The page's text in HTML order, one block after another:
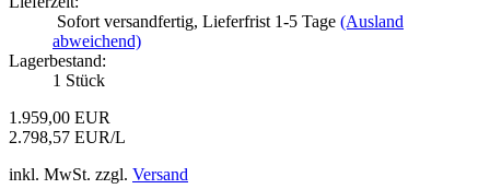
Sofort versandfertig, Lieferfrist 1-5 Tage (Ausland
abweichend)
Lagerbestand:
1 Stück
1.959,00 EUR
2.798,57 EUR/L
inkl. MwSt. zzgl. Versand